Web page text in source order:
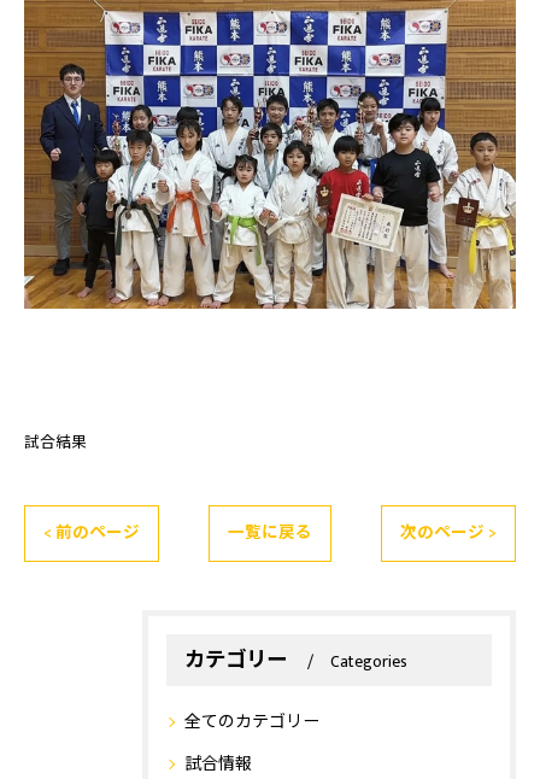
試合結果
< 前のページ 一覧に戻る 次のページ >
カテゴリー Categories
全てのカテゴリー
試合情報